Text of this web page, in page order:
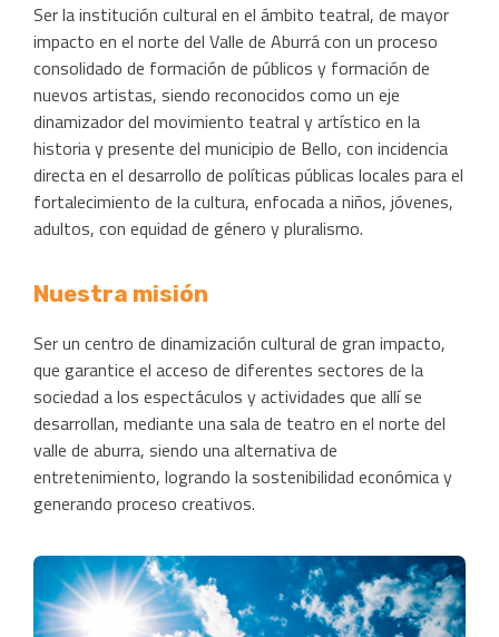
Ser la institución cultural en el ámbito teatral, de mayor
impacto en el norte del Valle de Aburrá con un proceso
consolidado de formación de públicos y formación de
nuevos artistas, siendo reconocidos como un eje
dinamizador del movimiento teatral y artístico en la
historia y presente del municipio de Bello, con incidencia
directa en el desarrollo de políticas públicas locales para el
fortalecimiento de la cultura, enfocada a niños, jóvenes,
adultos, con equidad de género y pluralismo.
Nuestra misión
Ser un centro de dinamización cultural de gran impacto,
que garantice el acceso de diferentes sectores de la
sociedad a los espectáculos y actividades que allí se
desarrollan, mediante una sala de teatro en el norte del
valle de aburra, siendo una alternativa de
entretenimiento, logrando la sostenibilidad económica y
generando proceso creativos.